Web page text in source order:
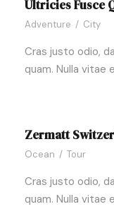
Ultricies Fusce
Adventure / City
Cras justo odio,
quam. Nulla vitae
Zermatt
Ocean / Tour
Cras justo odio,
quam. Nulla vitae